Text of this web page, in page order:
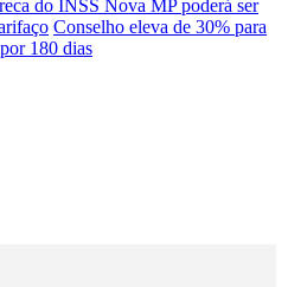
do INSS Nova MP poderá ser
Conselho eleva de 30% para
180 dias